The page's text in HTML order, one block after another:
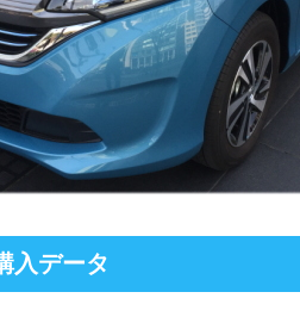
入データ